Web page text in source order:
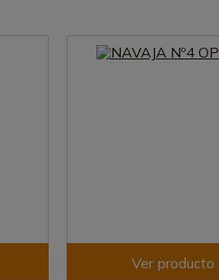
Ver producto